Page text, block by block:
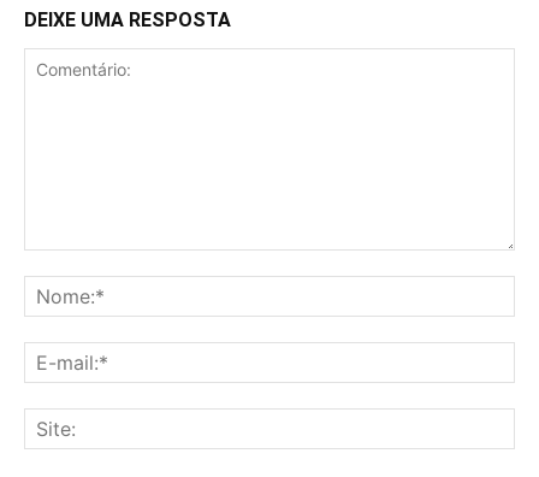
DEIXE UMA RESPOSTA